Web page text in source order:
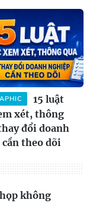
15 luật
xét, thông
đổi doanh
theo dõi
không